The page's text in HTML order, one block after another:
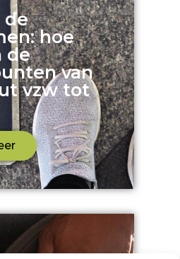
de
hoe
de
van
vzw tot